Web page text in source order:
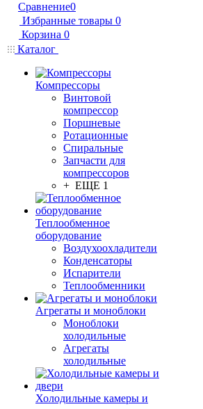
Сравнение0
Избранные товары 0
Корзина 0
Каталог
Компрессоры
Винтовой
компрессор
Поршневые
Ротационные
Спиральные
Запчасти для
компрессоров
+ ЕЩЕ 1
Теплообменное
оборудование
Воздухоохладители
Конденсаторы
Испарители
Теплообменники
Агрегаты и моноблоки
Моноблоки
холодильные
Агрегаты
холодильные
Холодильные камеры и